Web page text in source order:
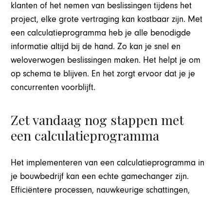
klanten of het nemen van beslissingen tijdens het
project, elke grote vertraging kan kostbaar zijn. Met
een calculatieprogramma heb je alle benodigde
informatie altijd bij de hand. Zo kan je snel en
weloverwogen beslissingen maken. Het helpt je om
op schema te blijven. En het zorgt ervoor dat je je
concurrenten voorblijft.
Zet vandaag nog stappen met
een calculatieprogramma
Het implementeren van een calculatieprogramma in
je bouwbedrijf kan een echte gamechanger zijn.
Efficiëntere processen, nauwkeurige schattingen,